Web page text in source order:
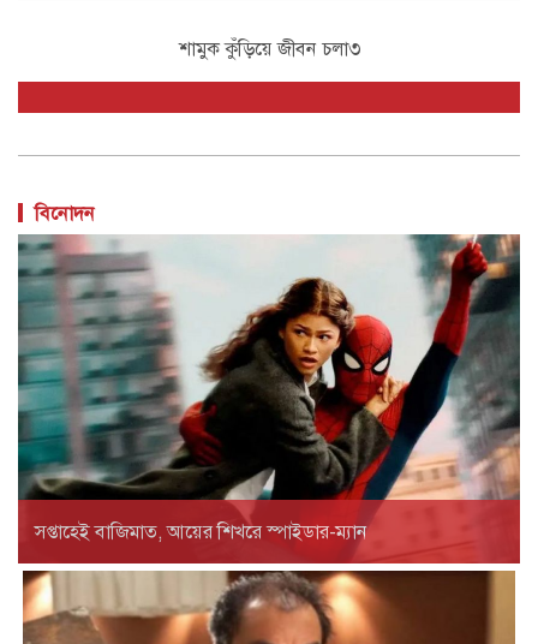
শামুক কুঁড়িয়ে জীবন চলা৩
বিনোদন
সপ্তাহেই বাজিমাত, আয়ের শিখরে স্পাইডার-ম্যান